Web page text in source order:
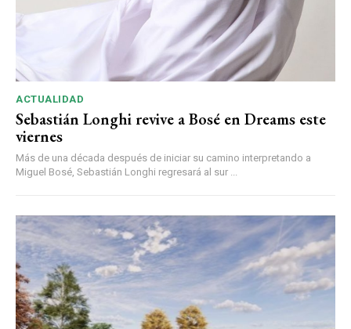
ACTUALIDAD
Sebastián Longhi revive a Bosé en Dreams este
viernes
Más de una década después de iniciar su camino interpretando a
Miguel Bosé, Sebastián Longhi regresará al sur ...